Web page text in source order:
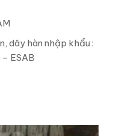
dây hàn nhập khẩu :
ESAB